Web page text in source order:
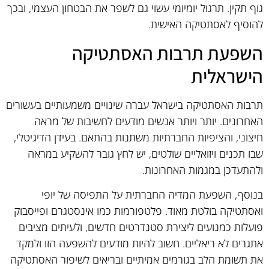
גוף תקין. תרגול יומיומי עשוי גם לשפר את הבטחון העצמי, ובכך
להוסיף לאסתטיקה האישית.
השפעת תרבות האסתטיקה
הישראלית
תרבות האסתטיקה בישראל עברה שינויים משמעותיים בעשורים
האחרונים. יותר ויותר אנשים מודעים לחשיבות של מראה
חיצוני, והציפיות החברתיות משתנות בהתאם. בעידן הדיגיטלי,
שבו תכנים ויזואליים שולטים, יש לחץ גובר להשקיע במראה
ולהתעדכן במגמות האחרונות.
בנוסף, השפעת המדיה החברתית על התפיסה של יופי
ואסתטיקה בולטת מאוד. פלטפורמות כמו אינסטגרם ופייסבוק
פועלות כמנועים ליצירת סטנדרטים חדשים, ולעיתים מציבים
אתגרים לא ריאליים. חשוב להיות מודעים להשפעה הזו ולמקד
את תשומת הלב בגורמים אמיתיים ובריאים לשיפור האסתטיקה